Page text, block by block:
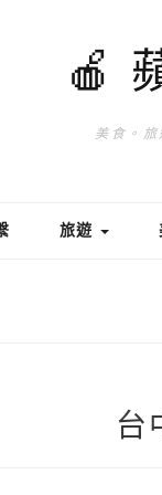
🍎
美食。
旅遊
台